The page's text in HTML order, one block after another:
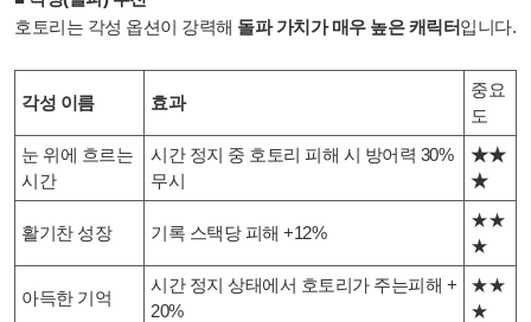
호토리는 각성 옵션이 강력해 돌파 가치가 매우 높은 캐릭터입니다.
각성 이름 효과
중요
도
눈 위에 흐르는
시간
시간 정지 중 호토리 피해 시 방어력 30%
무시
★★
★
활기찬 성장 기록 스택당 피해 +12%
★★
★
아득한 기억
시간 정지 상태에서 호토리가 주는피해 +
20%
★★
★